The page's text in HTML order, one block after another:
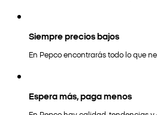
Siempre precios bajos
En Pepco encontrarás todo lo que
Espera más, paga menos